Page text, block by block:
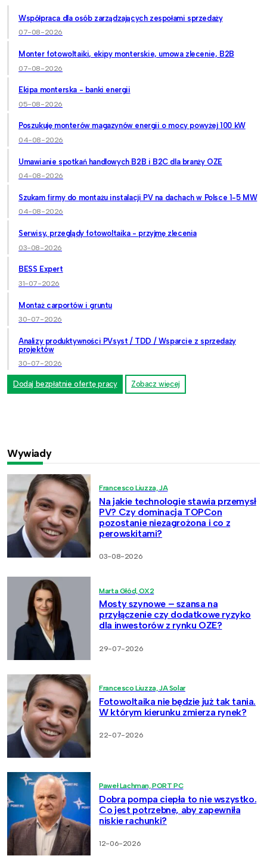
Współpraca dla osób zarządzających zespołami sprzedaży
07-08-2026
Monter fotowoltaiki, ekipy monterskie, umowa zlecenie, B2B
07-08-2026
Ekipa monterska - banki energii
05-08-2026
Poszukuję monterów magazynów energii o mocy powyżej 100 kW
04-08-2026
Umawianie spotkań handlowych B2B i B2C dla branży OZE
04-08-2026
Szukam firmy do montażu instalacji PV na dachach w Polsce 1-5 MW
04-08-2026
Serwisy, przeglądy fotowoltaika - przyjmę zlecenia
03-08-2026
BESS Expert
31-07-2026
Montaż carportów i gruntu
30-07-2026
Analizy produktywności PVsyst / TDD / Wsparcie z sprzedaży
projektów
30-07-2026
Dodaj bezpłatnie ofertę pracy Zobacz więcej
Wywiady
Francesco Liuzza, JA
Na jakie technologie stawia przemysł
PV? Czy dominacja TOPCon
pozostanie niezagrożona i co z
perowskitami?
03-08-2026
Marta Głód, OX2
Mosty szynowe – szansa na
przyłączenie czy dodatkowe ryzyko
dla inwestorów z rynku OZE?
29-07-2026
Francesco Liuzza, JA Solar
Fotowoltaika nie będzie już tak tania.
W którym kierunku zmierza rynek?
22-07-2026
Paweł Lachman, PORT PC
Dobra pompa ciepła to nie wszystko.
Co jest potrzebne, aby zapewniła
niskie rachunki?
12-06-2026